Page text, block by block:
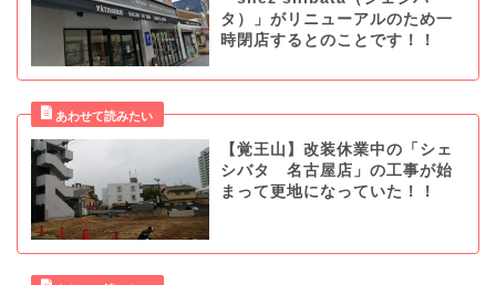
タ）」がリニューアルのため一
時閉店するとのことです！！
【覚王山】改装休業中の「シェ
シバタ 名古屋店」の工事が始
まって更地になっていた！！